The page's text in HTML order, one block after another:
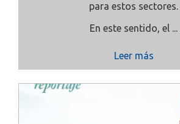
para estos sectores.
En este sentido, el ...
Leer más